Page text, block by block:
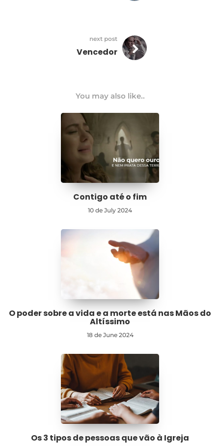
next post
Vencedor
You may also like..
Contigo até o fim
10 de July 2024
O poder sobre a vida e a morte está nas Mãos do
Altíssimo
18 de June 2024
Os 3 tipos de pessoas que vão à Igreja